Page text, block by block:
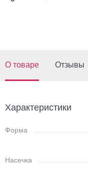
О товаре Отзывы
Характеристики
Форма
Насечка